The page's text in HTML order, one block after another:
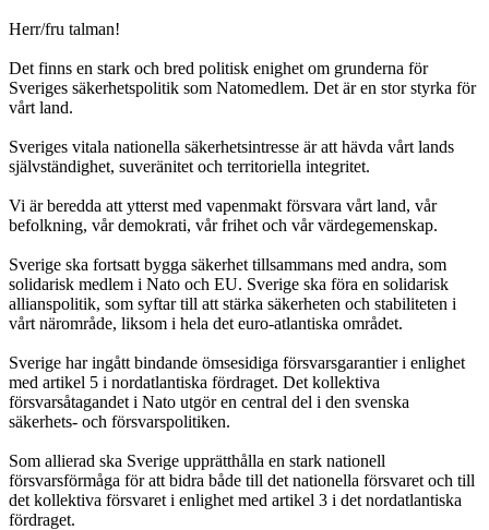
Herr/fru talman!
Det finns en stark och bred politisk enighet om grunderna för
Sveriges säkerhetspolitik som Natomedlem. Det är en stor styrka för
vårt land.
Sveriges vitala nationella säkerhetsintresse är att hävda vårt lands
självständighet, suveränitet och territoriella integritet.
Vi är beredda att ytterst med vapenmakt försvara vårt land, vår
befolkning, vår demokrati, vår frihet och vår värdegemenskap.
Sverige ska fortsatt bygga säkerhet tillsammans med andra, som
solidarisk medlem i Nato och EU. Sverige ska föra en solidarisk
allianspolitik, som syftar till att stärka säkerheten och stabiliteten i
vårt närområde, liksom i hela det euro-atlantiska området.
Sverige har ingått bindande ömsesidiga försvarsgarantier i enlighet
med artikel 5 i nordatlantiska fördraget. Det kollektiva
försvarsåtagandet i Nato utgör en central del i den svenska
säkerhets- och försvarspolitiken.
Som allierad ska Sverige upprätthålla en stark nationell
försvarsförmåga för att bidra både till det nationella försvaret och till
det kollektiva försvaret i enlighet med artikel 3 i det nordatlantiska
fördraget.